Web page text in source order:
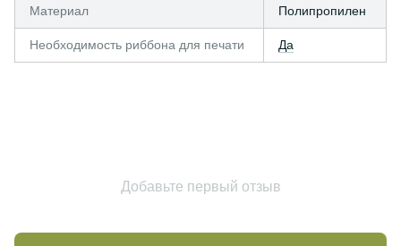
Материал Полипропилен
Необходимость риббона для печати Да
Добавьте первый отзыв